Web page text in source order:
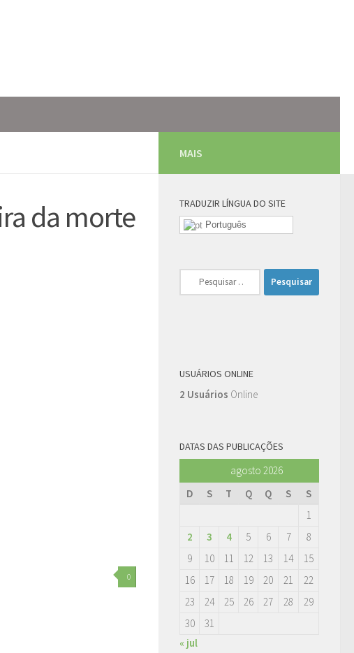
da morte
0
MAIS
TRADUZIR LÍNGUA DO SITE
Português
Pesquisar
por:
USUÁRIOS ONLINE
2 Usuários Online
DATAS DAS PUBLICAÇÕES
agosto 2026
D
S T Q Q S
S
1
2
3 4 5 6 7
8
9
10 11 12 13 14
15
16
17 18 19 20 21
22
23
24 25 26 27 28
29
30
31
« jul